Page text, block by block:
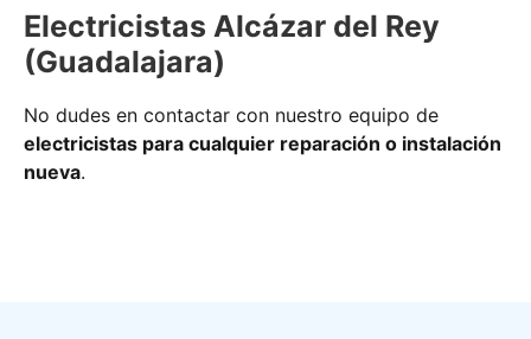
Electricistas Alcázar del Rey
(Guadalajara)
No dudes en contactar con nuestro equipo de
electricistas para cualquier reparación o instalación
nueva.